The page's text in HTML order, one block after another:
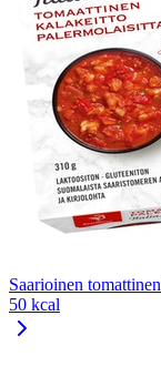
Saarioinen
50 kcal